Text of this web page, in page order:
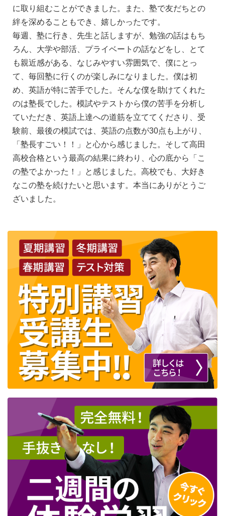
に取り組むことができました。また、塾で友だちとの
絆を深めることもでき、嬉しかったです。
毎週、塾に行き、先生と話しますが、勉強の話はもち
ろん、大学や部活、プライベートの話などをし、とて
も親近感がある、なじみやすい雰囲気で、僕にとっ
て、毎回塾に行くのが楽しみになりました。僕は初
め、英語が特に苦手でした。そんな僕を助けてくれた
のは塾長でした。模試やテストから僕の苦手を分析し
ていただき、英語上達への道筋を立ててくださり、受
験前、最後の模試では、英語の点数が30点も上がり、
「塾長すごい！！」と心から感じました。そして高田
高校合格という最高の結果に終わり、心の底から「こ
の塾でよかった！」と感じました。高校でも、大好き
なこの塾を続けたいと思います。本当にありがとうご
ざいました。